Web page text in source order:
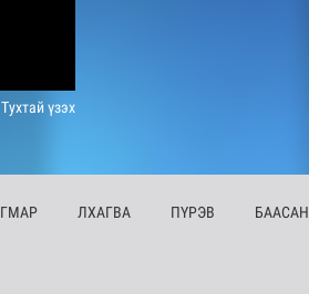
Тухтай үзэх
ГМАР ЛХАГВА ПҮРЭВ БААСАН